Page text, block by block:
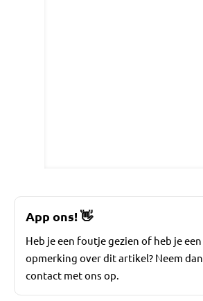
App ons!👋
Heb je een foutje gezien of heb je een
opmerking over dit artikel? Neem dan
contact met ons op.